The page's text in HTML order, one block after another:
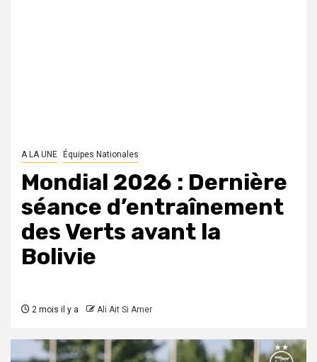
A LA UNE Équipes Nationales
Mondial 2026 : Dernière
séance d’entraînement
des Verts avant la
Bolivie
2 mois il y a Ali Ait Si Amer